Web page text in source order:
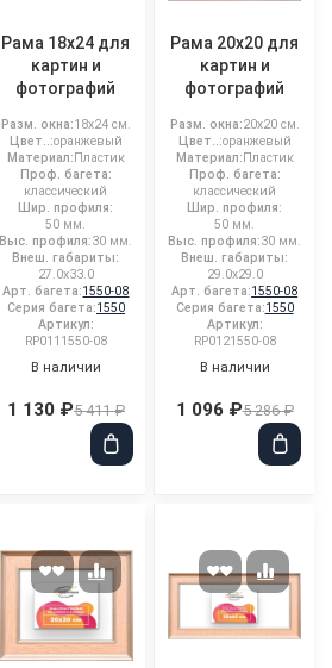
Рама 18x24 для
картин и
фотографий
Разм. окна:18x24 см.
Цвет..:оранжевый
Материал: Пластик
Проф. багета:
классический
Шир. профиля:
50 мм.
Выс. профиля:30 мм.
Внеш. габариты:
27.0x33.0
Арт. багета:1550-08
Серия багета:1550
Артикул:
RP0111550-08
В наличии
1 130 ₽5 411 ₽
Рама 20x20 для
картин и
фотографий
Разм. окна:20x20 см.
Цвет..:оранжевый
Материал: Пластик
Проф. багета:
классический
Шир. профиля:
50 мм.
Выс. профиля:30 мм.
Внеш. габариты:
29.0x29.0
Арт. багета:1550-08
Серия багета:1550
Артикул:
RP0121550-08
В наличии
1 096 ₽5 286 ₽